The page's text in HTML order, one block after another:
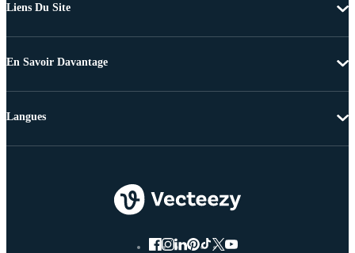
Liens Du Site
En Savoir Davantage
Langues